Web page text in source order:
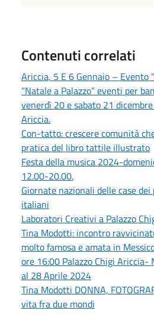
Contenuti correlati
Ariccia, 5 E 6 Gennaio – Evento
“Natale a Palazzo” eventi per
venerdì 20 e sabato 21
Ariccia.
Con-tatto: crescere comunità
pratica del libro tattile illustrato
Festa della musica 2024-
12.00-20.00.
Giornate nazionali delle case
italiani
Laboratori Creativi a Palazzo
Tina Modotti: incontro
molto famosa e amata in
ore 16:00 Palazzo Chigi
al 28 Aprile 2024
Tina Modotti DONNA,
vita fra due mondi